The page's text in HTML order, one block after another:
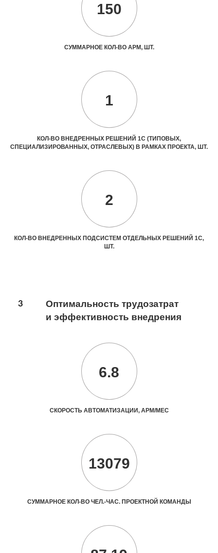
150
СУММАРНОЕ КОЛ-ВО АРМ, ШТ.
1
КОЛ-ВО ВНЕДРЕННЫХ РЕШЕНИЙ 1С (ТИПОВЫХ,
СПЕЦИАЛИЗИРОВАННЫХ, ОТРАСЛЕВЫХ) В РАМКАХ ПРОЕКТА, ШТ.
2
КОЛ-ВО ВНЕДРЕННЫХ ПОДСИСТЕМ ОТДЕЛЬНЫХ РЕШЕНИЙ 1С,
ШТ.
3
Оптимальность трудозатрат
и эффективность внедрения
6.8
СКОРОСТЬ АВТОМАТИЗАЦИИ, АРМ/МЕС
13079
СУММАРНОЕ КОЛ-ВО ЧЕЛ.-ЧАС. ПРОЕКТНОЙ КОМАНДЫ